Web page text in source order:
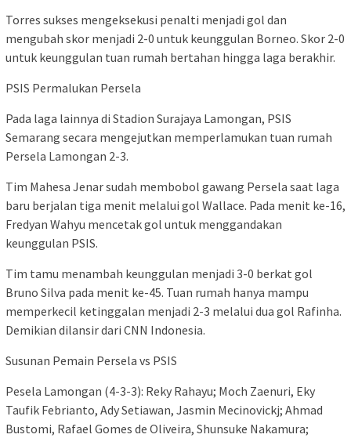
Torres sukses mengeksekusi penalti menjadi gol dan
mengubah skor menjadi 2-0 untuk keunggulan Borneo. Skor 2-0
untuk keunggulan tuan rumah bertahan hingga laga berakhir.
PSIS Permalukan Persela
Pada laga lainnya di Stadion Surajaya Lamongan, PSIS
Semarang secara mengejutkan memperlamukan tuan rumah
Persela Lamongan 2-3.
Tim Mahesa Jenar sudah membobol gawang Persela saat laga
baru berjalan tiga menit melalui gol Wallace. Pada menit ke-16,
Fredyan Wahyu mencetak gol untuk menggandakan
keunggulan PSIS.
Tim tamu menambah keunggulan menjadi 3-0 berkat gol
Bruno Silva pada menit ke-45. Tuan rumah hanya mampu
memperkecil ketinggalan menjadi 2-3 melalui dua gol Rafinha.
Demikian dilansir dari CNN Indonesia.
Susunan Pemain Persela vs PSIS
Pesela Lamongan (4-3-3): Reky Rahayu; Moch Zaenuri, Eky
Taufik Febrianto, Ady Setiawan, Jasmin Mecinovickj; Ahmad
Bustomi, Rafael Gomes de Oliveira, Shunsuke Nakamura;